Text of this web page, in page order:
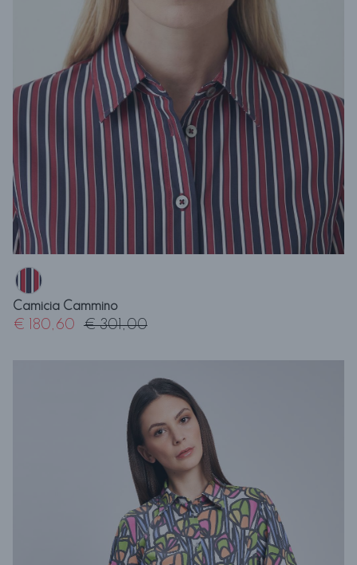
Camicia Cammino
€ 180,60 € 301,00